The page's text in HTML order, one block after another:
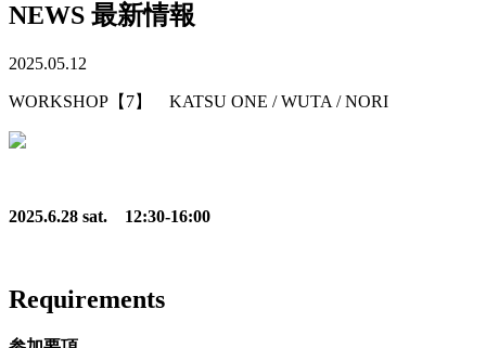
NEWS 最新情報
2025.05.12
WORKSHOP【7】 KATSU ONE / WUTA / NORI
2025.6.28 sat.
12:30-16:00
Requirements